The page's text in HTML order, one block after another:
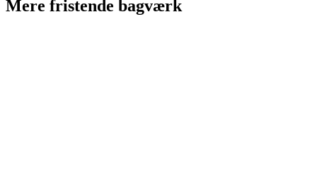
Mere fristende bagværk